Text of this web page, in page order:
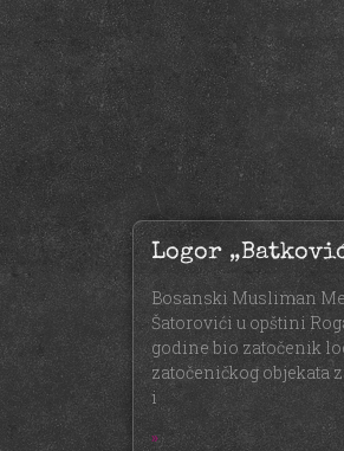
Logor
Bosanski Musliman
Šatorovići u opštini
godine bio zatočenik
zatočeničkog objekata
i
»